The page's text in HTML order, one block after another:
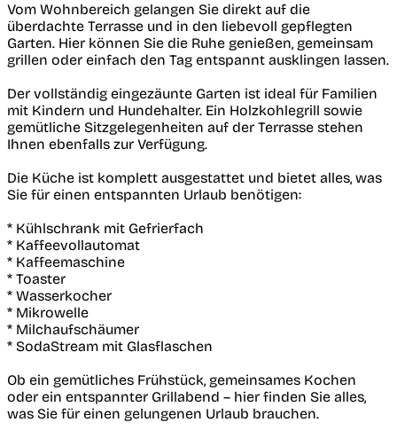
Vom Wohnbereich gelangen Sie direkt auf die
überdachte Terrasse und in den liebevoll gepflegten
Garten. Hier können Sie die Ruhe genießen, gemeinsam
grillen oder einfach den Tag entspannt ausklingen lassen.
Der vollständig eingezäunte Garten ist ideal für Familien
mit Kindern und Hundehalter. Ein Holzkohlegrill sowie
gemütliche Sitzgelegenheiten auf der Terrasse stehen
Ihnen ebenfalls zur Verfügung.
Die Küche ist komplett ausgestattet und bietet alles, was
Sie für einen entspannten Urlaub benötigen:
* Kühlschrank mit Gefrierfach
* Kaffeevollautomat
* Kaffeemaschine
* Toaster
* Wasserkocher
* Mikrowelle
* Milchaufschäumer
* SodaStream mit Glasflaschen
Ob ein gemütliches Frühstück, gemeinsames Kochen
oder ein entspannter Grillabend – hier finden Sie alles,
was Sie für einen gelungenen Urlaub brauchen.